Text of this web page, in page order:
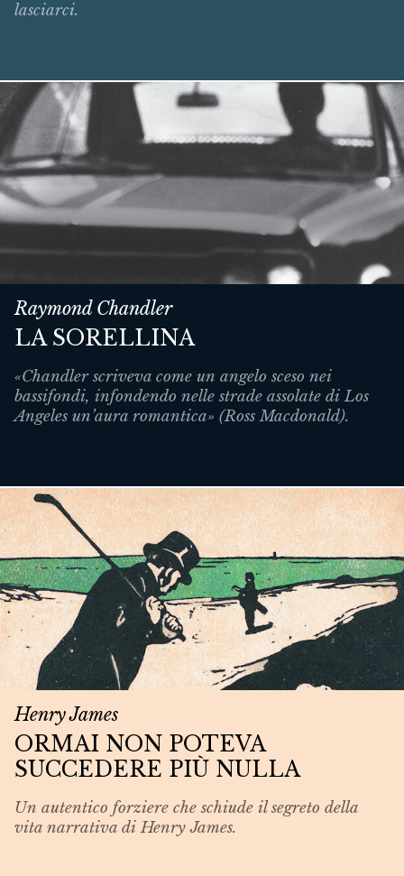
lasciarci.
Raymond Chandler
LA SORELLINA
«Chandler scriveva come un angelo sceso nei
bassifondi, infondendo nelle strade assolate di Los
Angeles un’aura romantica» (Ross Macdonald).
Henry James
ORMAI NON POTEVA
SUCCEDERE PIÙ NULLA
Un autentico forziere che schiude il segreto della
vita narrativa di Henry James.